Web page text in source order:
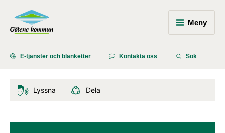
Meny
E-tjänster och blanketter Kontakta oss Sök
Lyssna Dela